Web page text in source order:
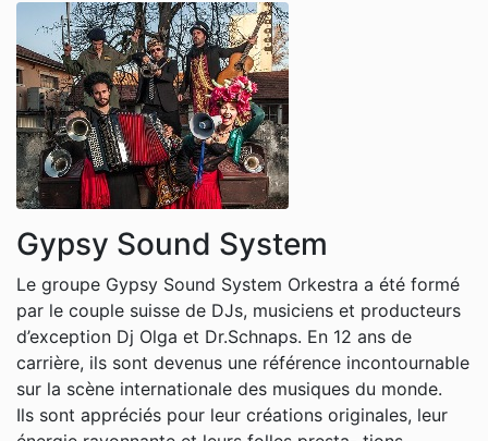
Gypsy Sound System
Le groupe Gypsy Sound System Orkestra a été formé
par le couple suisse de DJs, musiciens et producteurs
d’exception Dj Olga et Dr.Schnaps. En 12 ans de
carrière, ils sont devenus une référence incontournable
sur la scène internationale des musiques du monde.
Ils sont appréciés pour leur créations originales, leur